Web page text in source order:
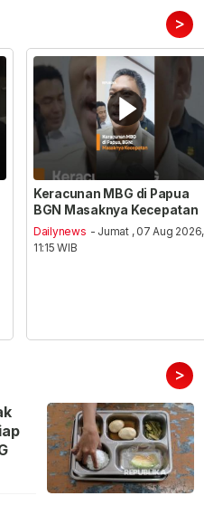
>
Keracunan MBG di Papua
BGN Masaknya Kecepatan
Dailynews - Jumat , 07 Aug 2026,
11:15 WIB
>